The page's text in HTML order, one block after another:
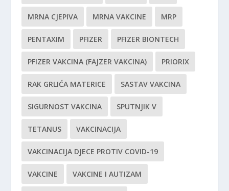
MRNA CJEPIVA MRNA VAKCINE MRP
PENTAXIM PFIZER PFIZER BIONTECH
PFIZER VAKCINA (FAJZER VAKCINA) PRIORIX
RAK GRLIĆA MATERICE SASTAV VAKCINA
SIGURNOST VAKCINA SPUTNJIK V
TETANUS VAKCINACIJA
VAKCINACIJA DJECE PROTIV COVID-19
VAKCINE VAKCINE I AUTIZAM